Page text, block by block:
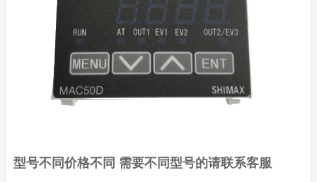
型号不同价格不同 需要不同型号的请联系客服